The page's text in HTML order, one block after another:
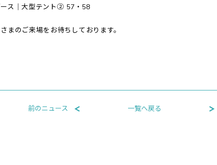
ス｜大型テント② 57・58
まのご来場をお待ちしております。
前のニュース 一覧へ戻る